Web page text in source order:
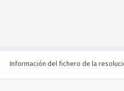
Información del fichero de la